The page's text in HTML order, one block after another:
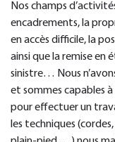
Nos champs
encadrements, la
en accès difficile, la
ainsi que la remise en
sinistre… Nous
et sommes capables
pour effectuer un
les techniques